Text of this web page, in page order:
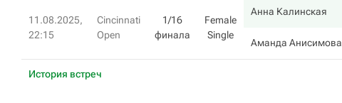
11.08.2025,
22:15
Cincinnati
Open
1/16
финала
Female
Single
Анна Калинская
Аманда Анисимова
История встреч